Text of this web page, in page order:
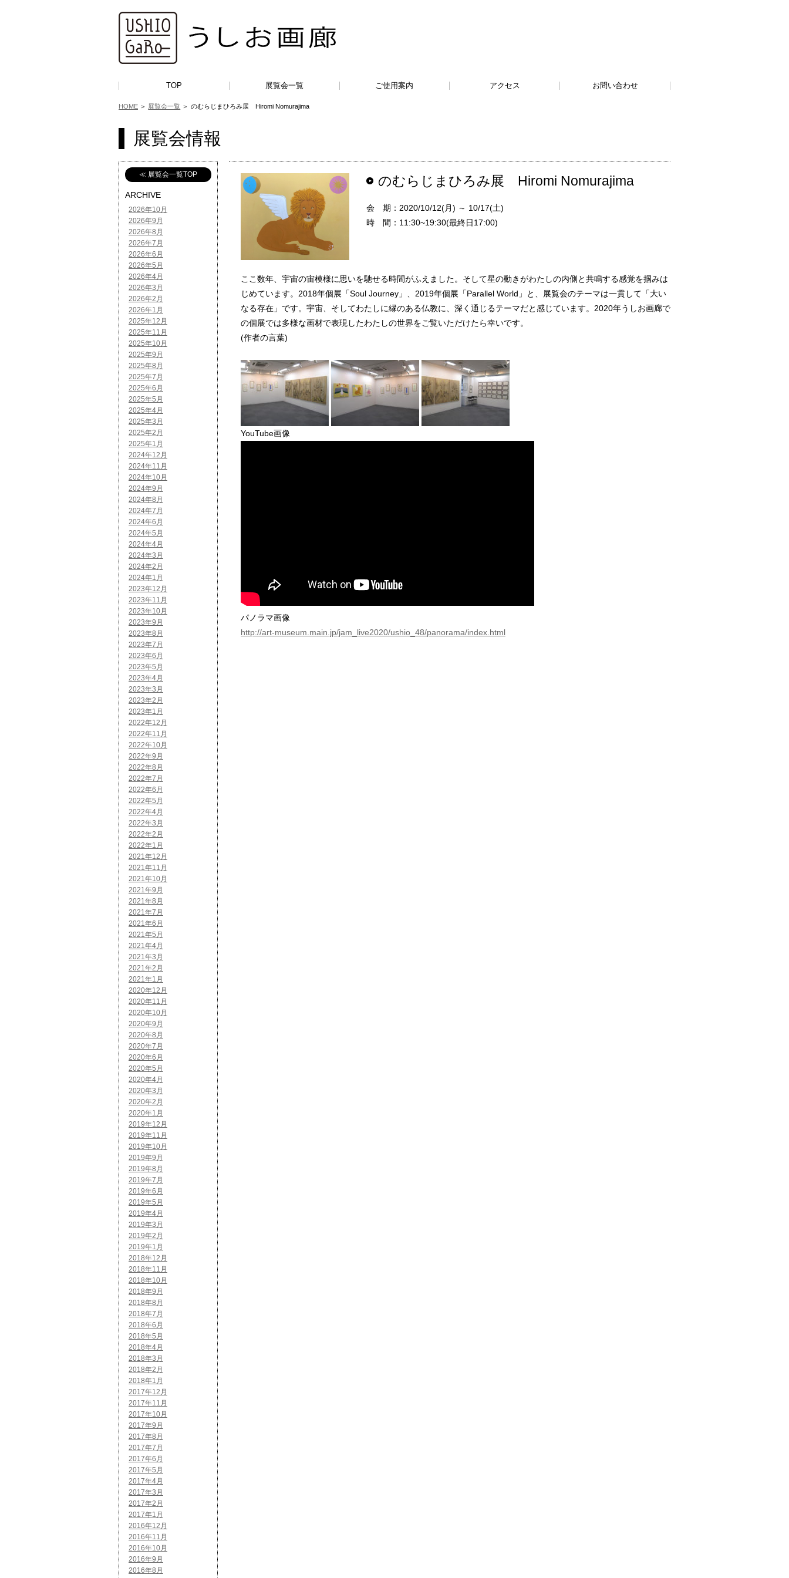
TOP 展覧会一覧 ご使用案内 アクセス お問い合わせ
HOME ＞ 展覧会一覧 ＞ のむらじまひろみ展 Hiromi Nomurajima
展覧会情報
のむらじまひろみ展 Hiromi Nomurajima
会 期：2020/10/12(月) ～ 10/17(土)
時 間：11:30~19:30(最終日17:00)
ここ数年、宇宙の宙模様に思いを馳せる時間がふえました。そして星の動きがわたしの内側と共鳴する感覚を掴みは
じめています。2018年個展「Soul Journey」、2019年個展「Parallel World」と、展覧会のテーマは一貫して「大い
なる存在」です。宇宙、そしてわたしに縁のある仏教に、深く通じるテーマだと感じています。2020年うしお画廊で
の個展では多様な画材で表現したわたしの世界をご覧いただけたら幸いです。
(作者の言葉)
YouTube画像
パノラマ画像
http://art-museum.main.jp/jam_live2020/ushio_48/panorama/index.html
≪ 展覧会一覧TOP
ARCHIVE
2026年10月
2026年9月
2026年8月
2026年7月
2026年6月
2026年5月
2026年4月
2026年3月
2026年2月
2026年1月
2025年12月
2025年11月
2025年10月
2025年9月
2025年8月
2025年7月
2025年6月
2025年5月
2025年4月
2025年3月
2025年2月
2025年1月
2024年12月
2024年11月
2024年10月
2024年9月
2024年8月
2024年7月
2024年6月
2024年5月
2024年4月
2024年3月
2024年2月
2024年1月
2023年12月
2023年11月
2023年10月
2023年9月
2023年8月
2023年7月
2023年6月
2023年5月
2023年4月
2023年3月
2023年2月
2023年1月
2022年12月
2022年11月
2022年10月
2022年9月
2022年8月
2022年7月
2022年6月
2022年5月
2022年4月
2022年3月
2022年2月
2022年1月
2021年12月
2021年11月
2021年10月
2021年9月
2021年8月
2021年7月
2021年6月
2021年5月
2021年4月
2021年3月
2021年2月
2021年1月
2020年12月
2020年11月
2020年10月
2020年9月
2020年8月
2020年7月
2020年6月
2020年5月
2020年4月
2020年3月
2020年2月
2020年1月
2019年12月
2019年11月
2019年10月
2019年9月
2019年8月
2019年7月
2019年6月
2019年5月
2019年4月
2019年3月
2019年2月
2019年1月
2018年12月
2018年11月
2018年10月
2018年9月
2018年8月
2018年7月
2018年6月
2018年5月
2018年4月
2018年3月
2018年2月
2018年1月
2017年12月
2017年11月
2017年10月
2017年9月
2017年8月
2017年7月
2017年6月
2017年5月
2017年4月
2017年3月
2017年2月
2017年1月
2016年12月
2016年11月
2016年10月
2016年9月
2016年8月